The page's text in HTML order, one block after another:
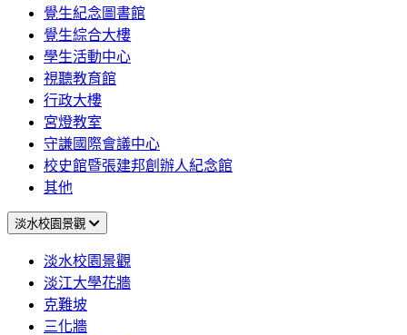
覺生紀念圖書館
覺生綜合大樓
學生活動中心
視聽教育館
行政大樓
宮燈教室
守謙國際會議中心
校史館暨張建邦創辦人紀念館
其他
淡水校園景觀
淡水校園景觀
淡江大學花牆
克難坡
三化牆